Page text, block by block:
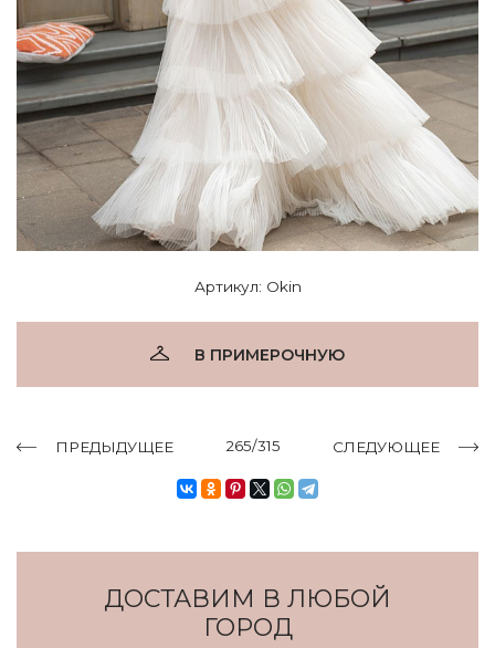
Артикул: Okin
В ПРИМЕРОЧНУЮ
ПРЕДЫДУЩЕЕ 265/315 СЛЕДУЮЩЕЕ
ДОСТАВИМ В ЛЮБОЙ
ГОРОД